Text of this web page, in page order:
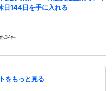
日144日を手に入れる
34件
をもっと見る